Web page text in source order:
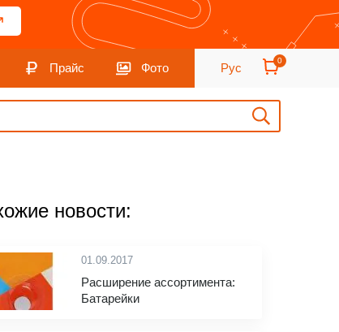
Прайс Фото Рус
0
новости:
01.09.2017
Расширение ассортимента:
Батарейки